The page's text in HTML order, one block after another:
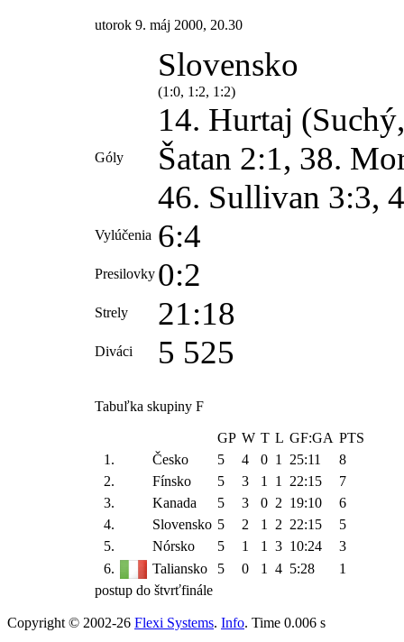
utorok 9. máj 2000, 20.30
Slovensko
(1:0, 1:2, 1:2)
Góly
14. Hurtaj
Šatan 2:1, 38.
46. Sullivan 3:3,
Vylúčenia 6:4
Presilovky 0:2
Strely 21:18
Diváci 5 525
Tabuľka skupiny F
GP W T L GF:GA PTS
1.
Česko 5 4 0 1 25:11
8
2.
Fínsko 5 3 1 1 22:15
7
3.
Kanada 5 3 0 2 19:10
6
4.
Slovensko 5 2 1 2 22:15
5
5.
Nórsko 5 1 1 3 10:24
3
6.
Taliansko 5 0 1 4 5:28
1
postup do štvrťfinále
Copyright © 2002-26 Flexi Systems. Info. Time 0.006 s